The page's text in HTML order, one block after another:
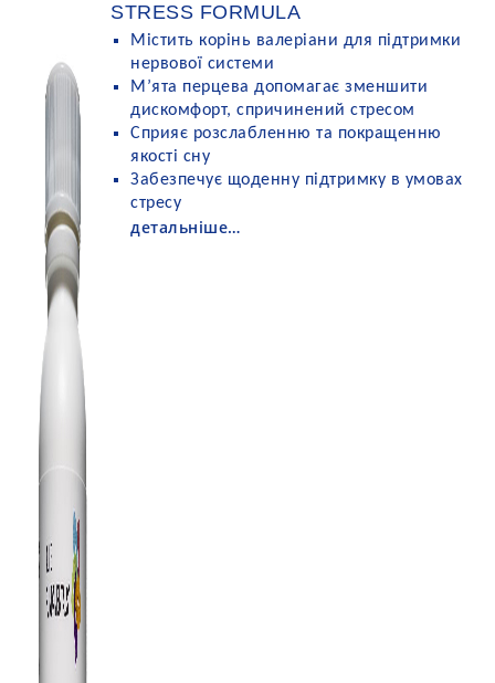
STRESS FORMULA
Містить корінь валеріани для підтримки
нервової системи
М’ята перцева допомагає зменшити
дискомфорт, спричинений стресом
Сприяє розслабленню та покращенню
якості сну
Забезпечує щоденну підтримку в умовах
стресу
детальніше…